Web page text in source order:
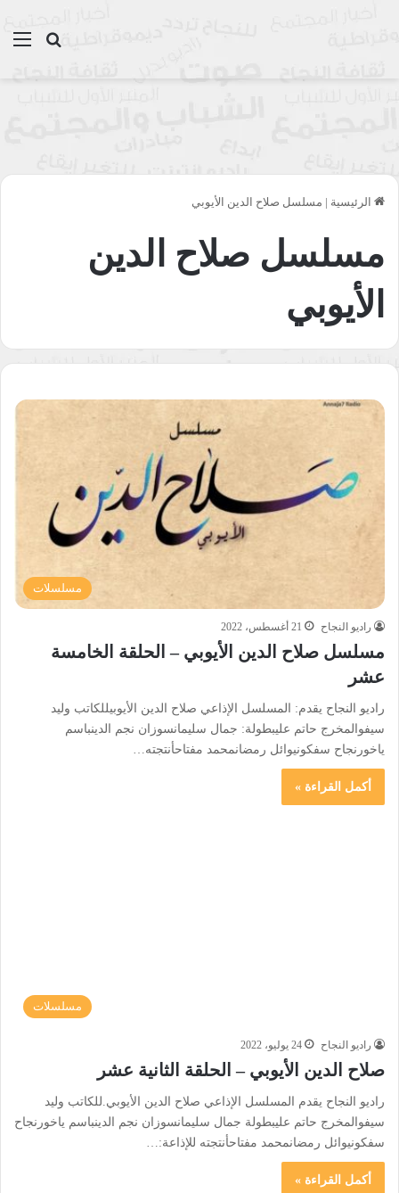
بحث
الرئيسية | مسلسل صلاح الدين الأيوبي
مسلسل صلاح الدين
الأيوبي
مسلسلات
راديو النجاح 21 أغسطس، 2022
مسلسل صلاح الدين الأيوبي – الحلقة الخامسة
عشر
راديو النجاح يقدم: المسلسل الإذاعي صلاح الدين الأيوبيللكاتب وليد
سيفوالمخرج حاتم عليبطولة: جمال سليمانسوزان نجم الدينباسم
ياخورنجاح سفكونيوائل رمضانمحمد مفتاحأنتجته…
أكمل القراءة »
مسلسلات
راديو النجاح 24 يوليو، 2022
صلاح الدين الأيوبي – الحلقة الثانية عشر
راديو النجاح يقدم المسلسل الإذاعي صلاح الدين الأيوبي.للكاتب وليد
سيفوالمخرج حاتم عليبطولة جمال سليمانسوزان نجم الدينباسم ياخورنجاح
سفكونيوائل رمضانمحمد مفتاحأنتجته للإذاعة:…
أكمل القراءة »